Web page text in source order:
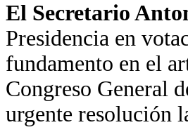
El Secretario
Presidencia en
fundamento en el
Congreso General
urgente resolución